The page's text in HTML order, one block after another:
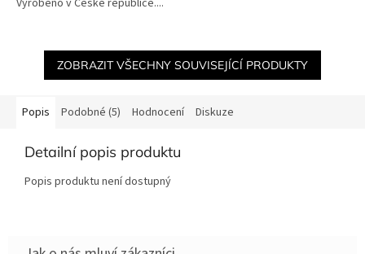
ZOBRAZIT VŠECHNY SOUVISEJÍCÍ PRODUKTY
Popis Podobné (5) Hodnocení Diskuze
Detailní popis produktu
Popis produktu není dostupný